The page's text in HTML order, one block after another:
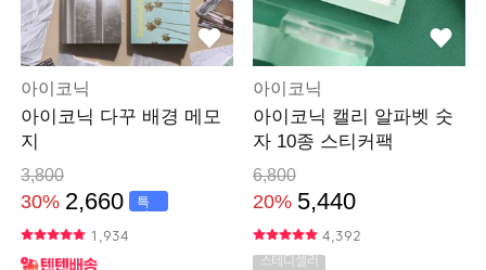
아이코닉
아이코닉 다꾸 배경 메모
지
3,800
30% 2,660
특
가
1,934
아이코닉
아이코닉 캘리 알파벳 숫
자 10종 스티커팩
6,800
20% 5,440
4,392
스테디셀러